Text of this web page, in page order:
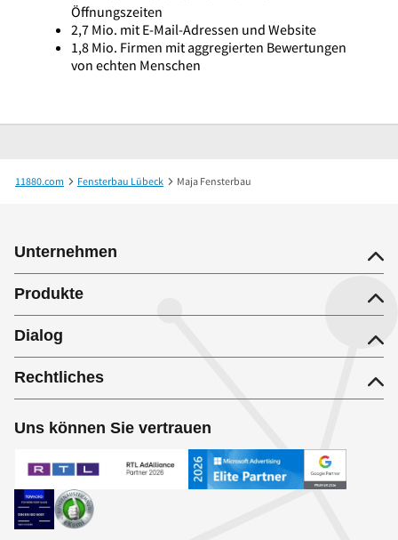
Öffnungszeiten
2,7 Mio. mit E-Mail-Adressen und Website
1,8 Mio. Firmen mit aggregierten Bewertungen
von echten Menschen
11880.com Fensterbau Lübeck Maja Fensterbau
Unternehmen
Produkte
Dialog
Rechtliches
Uns können Sie vertrauen